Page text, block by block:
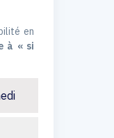
en
à « si